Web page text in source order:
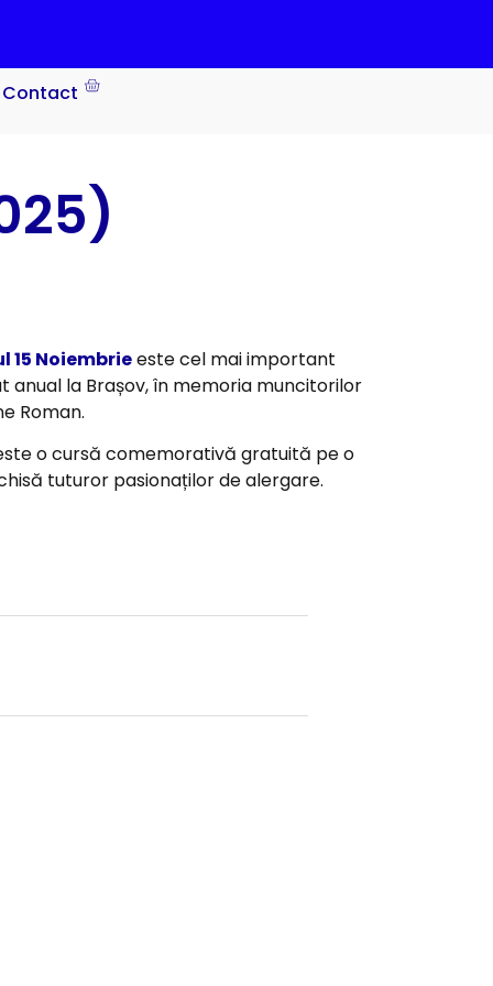
Contact
15 Noiembrieeste cel mai important
anual la Brașov, în memoria muncitorilor
Roman.
o cursă comemorativă gratuită pe o
tuturor pasionaților de alergare.